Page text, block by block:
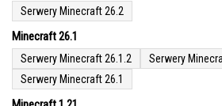
Serwery Minecraft 26.2
Minecraft 26.1
Serwery Minecraft 26.1.2
Serwery
Serwery Minecraft 26.1